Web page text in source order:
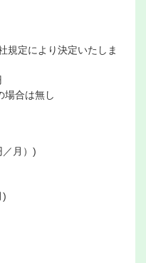
規定により決定いたしま
合は無し
月）)
)